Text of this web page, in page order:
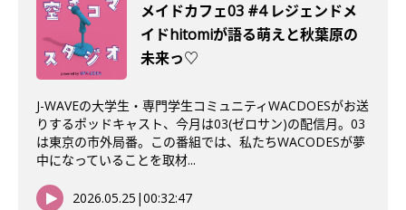
メイドカフェ03 #4 レジェンドメ
イドhitomiが語る萌えと秋葉原の
未来っ♡
J-WAVEの大学生・専門学生コミュニティWACDOESがお送
りするポッドキャスト、今月は03(ゼロサン)の配信月。03
は東京の市外局番。この番組では、私たちWACODESが夢
中になっていることを取材...
2026.05.25 |00:32:47